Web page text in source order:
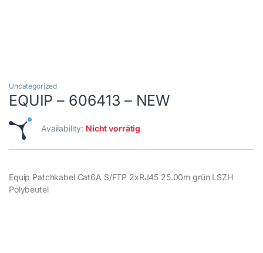
Uncategorized
EQUIP – 606413 – NEW
Availability: Nicht vorrätig
Equip Patchkabel Cat6A S/FTP 2xRJ45 25.00m grün LSZH
Polybeutel